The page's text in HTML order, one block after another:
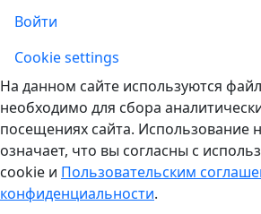
Войти
Учетная запись
Cookie settings
На данном сайте используются
необходимо для сбора
посещениях сайта. Использование
означает, что вы согласны с
cookie и Пользовательским
конфиденциальности.